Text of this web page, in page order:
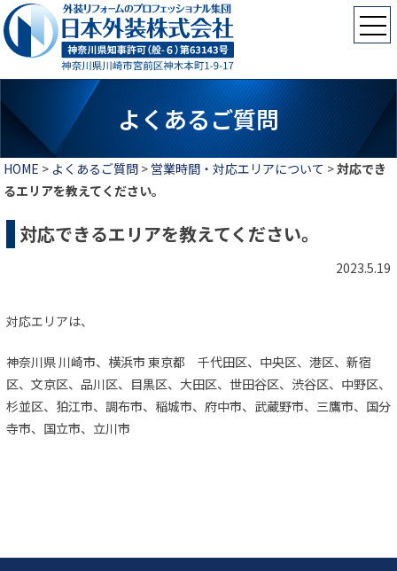
よくあるご質問
HOME > よくあるご質問> 営業時間・対応エリアについて >対応でき
るエリアを教えてください。
対応できるエリアを教えてください。
2023.5.19
対応エリアは、
神奈川県 川崎市、横浜市 東京都 千代田区、中央区、港区、新宿
区、文京区、品川区、目黒区、大田区、世田谷区、渋谷区、中野区、
杉並区、狛江市、調布市、稲城市、府中市、武蔵野市、三鷹市、国分
寺市、国立市、立川市